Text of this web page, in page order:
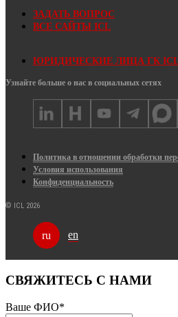
ЗАДАТЬ ВОПРОС
ВСЕ САЙТЫ ICL
ЮРИДИЧЕСКИЕ ЛИЦА ГК
Узнайте больше о нас в социальных сетях
Политика в отношении обработки
Условия использования
Конфиденциальность
© ICL 2026
ru en
СВЯЖИТЕСЬ С НАМИ
Ваше ФИО*